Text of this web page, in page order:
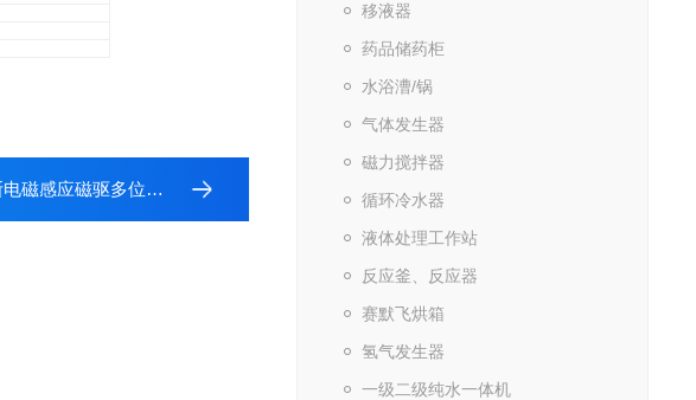
移液器
药品储药柜
水浴漕/锅
气体发生器
磁力搅拌器
循环冷水器
液体处理工作站
反应釜、反应器
赛默飞烘箱
氢气发生器
一级二级纯水一体机
感应磁驱多位搅拌器